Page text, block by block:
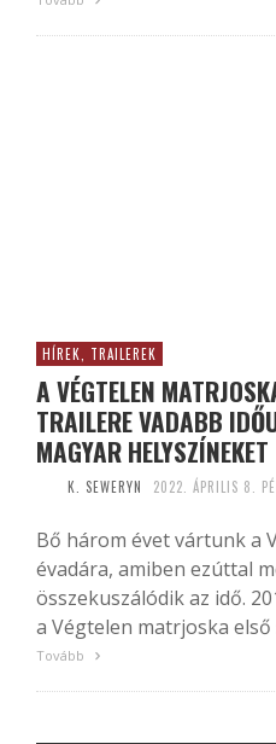
HÍREK, TRAILEREK
A VÉGTELEN
TRAILERE VADABB
MAGYAR HELYSZÍNEKET
K. SEWERYN 2022. ÁPRILIS 8.
Bő három évet vártunk a
évadára, amiben ezúttal
összekuszálódik az idő.
a Végtelen matrjoska első
Tovább